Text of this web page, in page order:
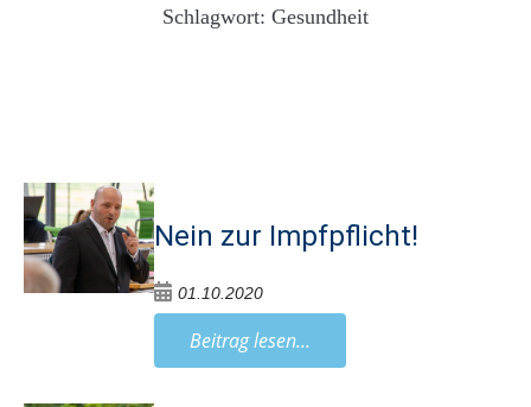
Schlagwort: Gesundheit
Nein zur Impfpflicht!
01.10.2020
Beitrag lesen...